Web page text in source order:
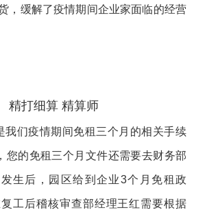
，缓解了疫情期间企业家面临的经营
精打细算 精算师
们疫情期间免租三个月的相关手续
您的免租三个月文件还需要去财务部
发生后，园区给到企业3个月免租政
工后稽核审查部经理王红需要根据